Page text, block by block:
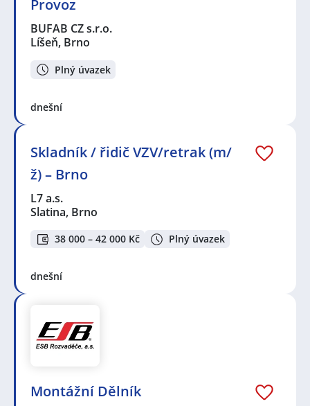
Provoz
BUFAB CZ s.r.o.
Líšeň, Brno
Plný úvazek
dnešní
Skladník / řidič VZV/retrak (m/
ž) – Brno
L7 a.s.
Slatina, Brno
38 000 – 42 000 Kč Plný úvazek
dnešní
Montážní Dělník